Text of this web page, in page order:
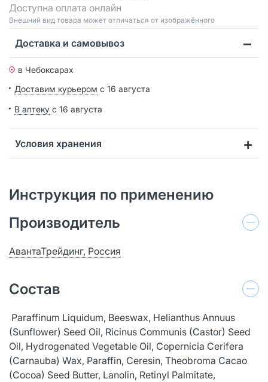
Доступна оплата онлайн
Bнешний вид товара может отличаться от изображённого
Доставка и самовывоз
в Чебоксарах
Доставим курьером с 16 августа
В аптеку с 16 августа
Условия хранения
Инструкция по применению
Производитель
АвантаТрейдинг, Россия
Состав
Paraffinum Liquidum, Beeswax, Helianthus Annuus
(Sunflower) Seed Oil, Ricinus Communis (Castor) Seed
Oil, Hydrogenated Vegetable Oil, Copernicia Cerifera
(Carnauba) Wax, Paraffin, Ceresin, Theobroma Cacao
(Cocoa) Seed Butter, Lanolin, Retinyl Palmitate,